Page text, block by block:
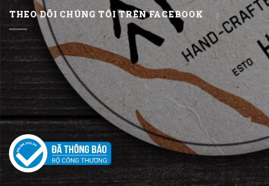
THEO DÕI CHÚNG TÔI TRÊN FACEBOOK